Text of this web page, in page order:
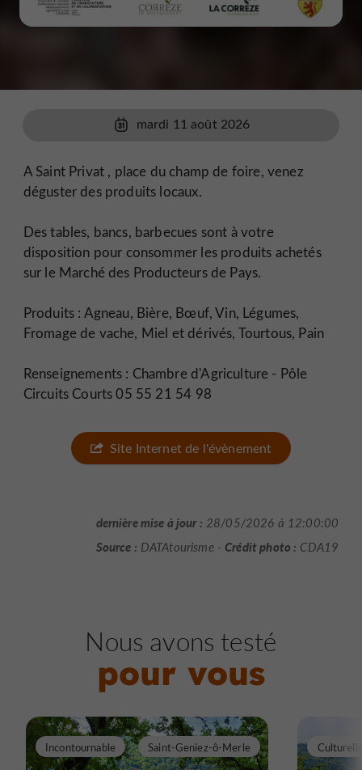
mardi 11 août 2026
A Saint Privat , place du champ de foire, venez
déguster des produits locaux.
Des tables, bancs, barbecues sont à votre
disposition pour consommer les produits achetés
sur le Marché des Producteurs de Pays.
Produits : Agneau, Bière, Bœuf, Vin, Légumes,
Fromage de vache, Miel et dérivés, Tourtous, Pain
Renseignements : Chambre d'Agriculture - Pôle
Circuits Courts 05 55 21 54 98
Site Internet de l'évènement
dernière mise à jour : 28/05/2026 à 12:00:00
Source : DATAtourisme -Crédit photo : CDA19
Nous avons testé
pour vous
Incontournable Saint-Geniez-ô-Merle